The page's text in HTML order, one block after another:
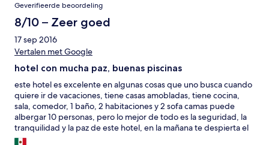
need to cook. There is A/C and the bed is comfortable. Behind
the room there was a dog locked up in a cage, i never saw
anyone let him out, It was very sad to see, and he barked most
of the night. After check-out, which meant leaving the keys with
the housekeeper, we realized that our cloths smelled of the
sewage that you first smelled walking into the room. For one
night, it is ok.
Geverifieerde beoordeling
8/10 – Zeer goed
17 sep 2016
Vertalen met Google
hotel con mucha paz, buenas piscinas
este hotel es excelente en algunas cosas que uno busca cuando
quiere ir de vacaciones, tiene casas amobladas, tiene cocina,
sala, comedor, 1 baño, 2 habitaciones y 2 sofa camas puede
albergar 10 personas, pero lo mejor de todo es la seguridad, la
tranquilidad y la paz de este hotel, en la mañana te despierta el
canto de los pajaros.